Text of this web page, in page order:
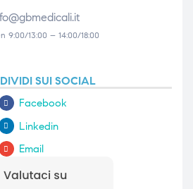
9:00/13:00 – 14:00/18:00
SUI SOCIAL
Facebook
Linkedin
Email